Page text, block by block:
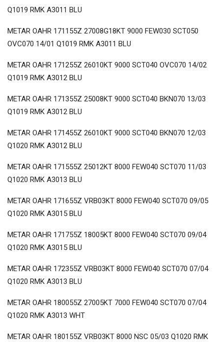
Q1019 RMK A3011 BLU
METAR OAHR 171155Z 27008G18KT 9000 FEW030 SCT050
OVC070 14/01 Q1019 RMK A3011 BLU
METAR OAHR 171255Z 26010KT 9000 SCT040 OVC070 14/02
Q1019 RMK A3012 BLU
METAR OAHR 171355Z 25008KT 9000 SCT040 BKN070 13/03
Q1019 RMK A3012 BLU
METAR OAHR 171455Z 26010KT 9000 SCT040 BKN070 12/03
Q1020 RMK A3012 BLU
METAR OAHR 171555Z 25012KT 8000 FEW040 SCT070 11/03
Q1020 RMK A3013 BLU
METAR OAHR 171655Z VRB03KT 8000 FEW040 SCT070 09/05
Q1020 RMK A3015 BLU
METAR OAHR 171755Z 18005KT 8000 FEW040 SCT070 09/04
Q1020 RMK A3015 BLU
METAR OAHR 172355Z VRB03KT 8000 FEW040 SCT070 07/04
Q1020 RMK A3013 BLU
METAR OAHR 180055Z 27005KT 7000 FEW040 SCT070 07/04
Q1020 RMK A3013 WHT
METAR OAHR 180155Z VRB03KT 8000 NSC 05/03 Q1020 RMK